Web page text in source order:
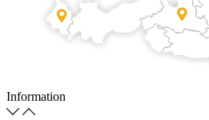
Information